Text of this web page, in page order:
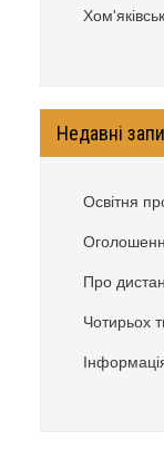
Недавні
Освітня
Про
Чотирьох